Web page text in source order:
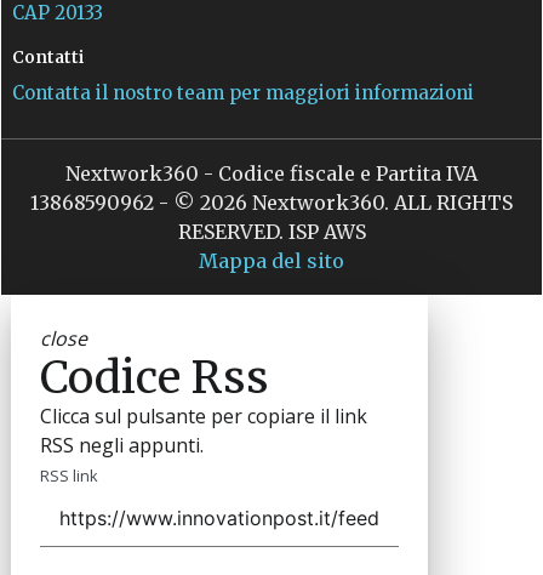
CAP 20133
Contatti
Contatta il nostro team per maggiori informazioni
Nextwork360 - Codice fiscale e Partita IVA
13868590962 - © 2026 Nextwork360. ALL RIGHTS
RESERVED. ISP AWS
Mappa del sito
close
Codice Rss
Clicca sul pulsante per copiare il link
RSS negli appunti.
RSS link